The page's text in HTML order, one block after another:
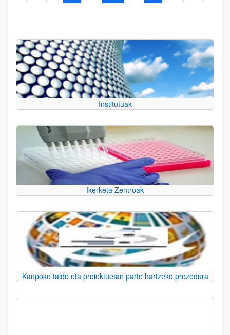
Institutuak
Ikerketa Zentroak
Kanpoko talde eta proiektuetan parte hartzeko prozedura